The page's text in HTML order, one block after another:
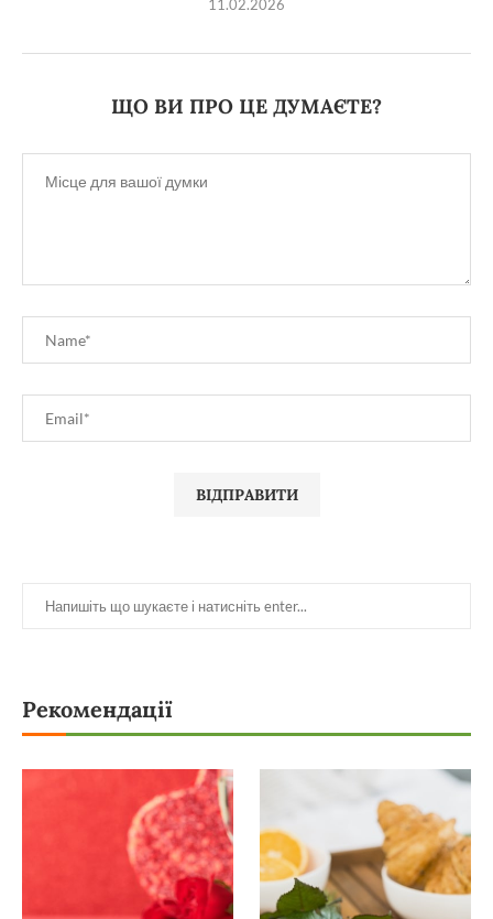
11.02.2026
ЩО ВИ ПРО ЦЕ ДУМАЄТЕ?
Рекомендації